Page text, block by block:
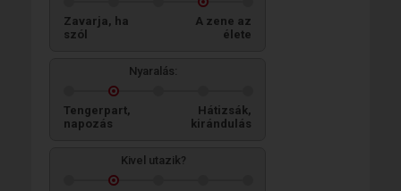
Zavarja, ha
szól
A zene az
élete
Nyaralás:
Tengerpart,
napozás
Hátizsák,
kirándulás
Kivel utazik?